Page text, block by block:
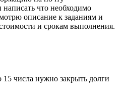
написать что необходимо
описание к заданиям и
и срокам выполнения.
15 числа нужно закрыть долги